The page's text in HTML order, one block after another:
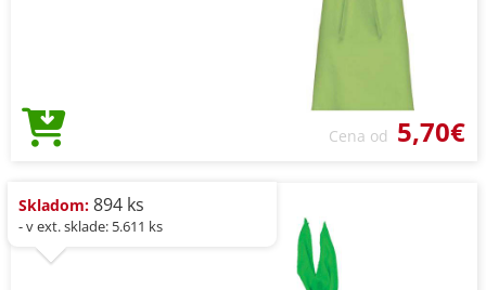
Cena od 5,70€
Skladom: 894 ks
- v ext. sklade: 5.611 ks